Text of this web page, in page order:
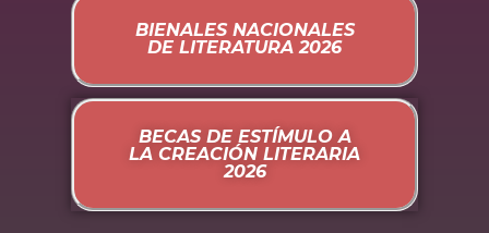
BIENALES NACIONALES
DE LITERATURA 2026
BECAS DE ESTÍMULO A
LA CREACIÓN LITERARIA
2026